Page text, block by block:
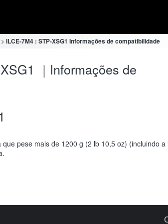
ILCE-7M4 : STP-XSG1 Informações de compatibilidade
｜Informações de
pese mais de 1200 g (2 lb 10,5 oz) (incluindo a